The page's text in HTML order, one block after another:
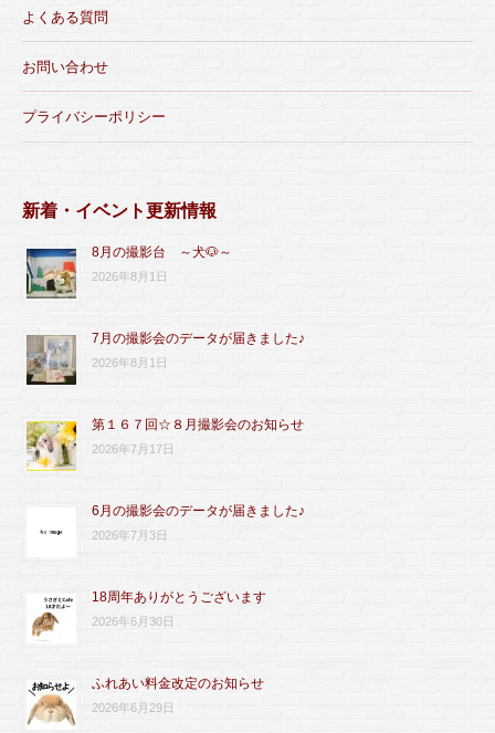
よくある質問
お問い合わせ
プライバシーポリシー
新着・イベント更新情報
8月の撮影台 ～犬🐶～
2026年8月1日
7月の撮影会のデータが届きました♪
2026年8月1日
第１６７回☆８月撮影会のお知らせ
2026年7月17日
6月の撮影会のデータが届きました♪
2026年7月3日
18周年ありがとうございます
2026年6月30日
ふれあい料金改定のお知らせ
2026年6月29日